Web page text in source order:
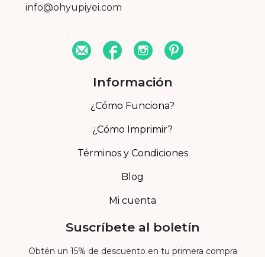
info@ohyupiyei.com
Información
¿Cómo Funciona?
¿Cómo Imprimir?
Términos y Condiciones
Blog
Mi cuenta
Suscríbete al boletín
Obtén un 15% de descuento en tu primera compra